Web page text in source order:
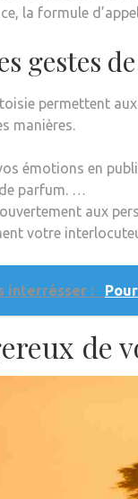
la formule
gestes
permettent
manières.
émotions en
parfum. …
aux
votre
interrésser :
de